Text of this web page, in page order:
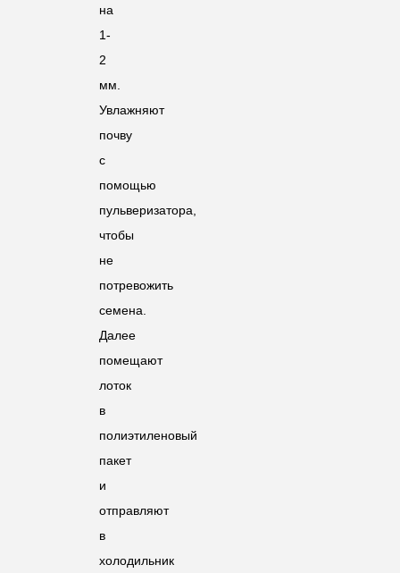
на
1-
2
мм.
Увлажняют
почву
с
помощью
пульверизатора,
чтобы
не
потревожить
семена.
Далее
помещают
лоток
в
полиэтиленовый
пакет
и
отправляют
в
холодильник